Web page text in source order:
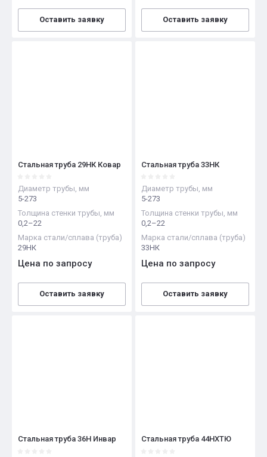
Оставить заявку Оставить заявку
Стальная труба 29НК Ковар
Диаметр трубы, мм
5-273
Толщина стенки трубы, мм
0,2–22
Марка стали/сплава (труба)
29НК
Цена по запросу
Оставить заявку
Стальная труба 33НК
Диаметр трубы, мм
5-273
Толщина стенки трубы, мм
0,2–22
Марка стали/сплава (труба)
33НК
Цена по запросу
Оставить заявку
Стальная труба 36Н Инвар Стальная труба 44НХТЮ